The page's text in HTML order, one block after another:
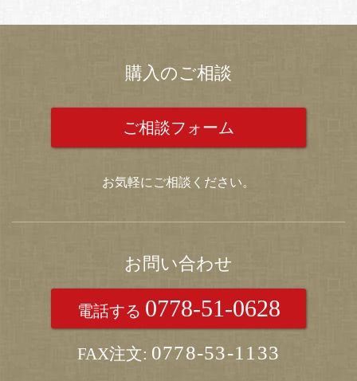
購入のご相談
ご相談フォーム
お気軽にご相談ください。
お問い合わせ
電話する 0778-51-0628
FAX注文: 0778-53-1133